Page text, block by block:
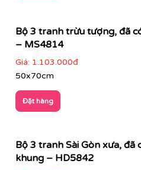
Bộ 3 tranh trừu tượng, đã
– MS4814
Giá: 1.103.000đ
50x70cm
Đặt hàng
Bộ 3 tranh Sài Gòn xưa, đã
khung – HD5842